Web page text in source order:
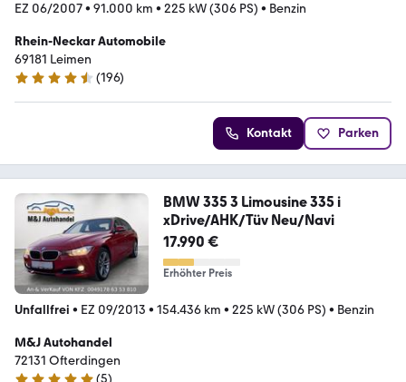
EZ 06/2007• 91.000 km • 225 kW (306 PS) • Benzin
Rhein-Neckar Automobile
69181 Leimen
4.4 Sterne
(196)
Kontakt Parken
BMW 335 3 Limousine 335 i
xDrive/AHK/Tüv Neu/Navi
17.990 €
Erhöhter Preis
Unfallfrei • EZ 09/2013 • 154.436 km • 225 kW (306 PS) • Benzin
M&J Autohandel
72131 Ofterdingen